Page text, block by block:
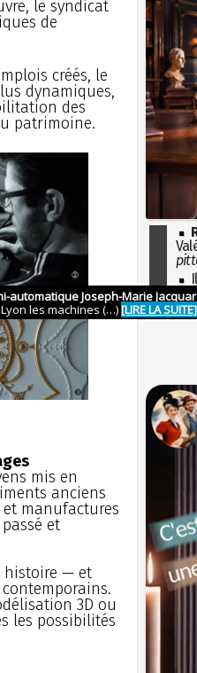
le syndicat
de
créés, le
dynamiques,
des
patrimoine.
mis en
anciens
et manufactures
et
histoire — et
3D ou
les possibilités